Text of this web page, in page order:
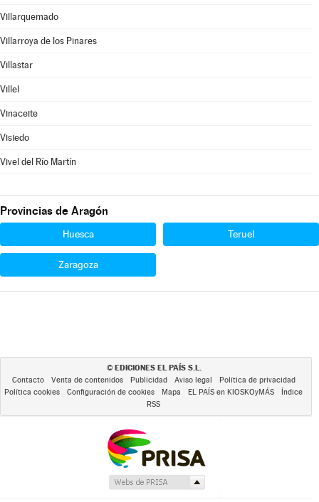
Villarquemado
Villarroya de los Pinares
Villastar
Villel
Vinaceite
Visiedo
Vivel del Río Martín
Provincias de Aragón
Huesca Teruel
Zaragoza
© EDICIONES EL PAÍS S.L.
Contacto Venta de contenidos Publicidad Aviso legal
Política de privacidad
Política cookies
Configuración de cookies Mapa EL PAÍS en KIOSKOyMÁS
Índice
RSS